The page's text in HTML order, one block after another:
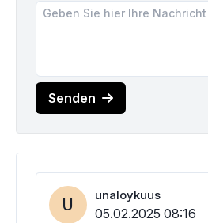
Senden
U unaloykuus
05.02.2025 08:16